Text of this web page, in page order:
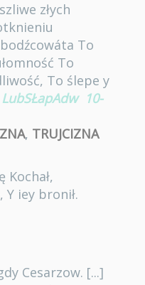
złych
To
To
To ślepe y
LubSŁapAdw 10-
, TRUJCIZNA
Kochał,
Y iey bronił.
Cesarzow. [...]